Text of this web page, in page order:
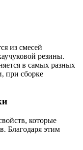
из смесей
резины.
в самых разных
при сборке
которые
Благодаря этим